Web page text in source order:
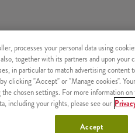
identyfikatorze.
processes your personal data using
together with its partners and upon your
in particular to match advertising content
clicking "Accept" or "Manage cookies".
chosen settings. For more information
including your rights, please see our
Accept